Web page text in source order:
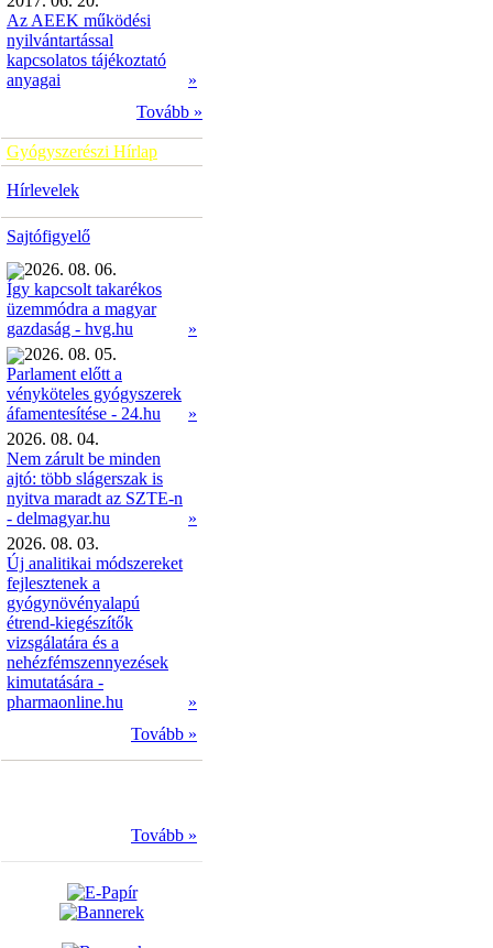
Az AEEK működési
nyilvántartással
kapcsolatos tájékoztató
anyagai
»
Tovább »
Gyógyszerészi Hírlap
Hírlevelek
Sajtófigyelő
2026. 08. 06.
Így kapcsolt takarékos
üzemmódra a magyar
gazdaság - hvg.hu
»
2026. 08. 05.
Parlament előtt a
vényköteles gyógyszerek
áfamentesítése - 24.hu
»
2026. 08. 04.
Nem zárult be minden
ajtó: több slágerszak is
nyitva maradt az SZTE-n
- delmagyar.hu
»
2026. 08. 03.
Új analitikai módszereket
fejlesztenek a
gyógynövényalapú
étrend-kiegészítők
vizsgálatára és a
nehézfémszennyezések
kimutatására -
pharmaonline.hu
»
Tovább »
Tovább »